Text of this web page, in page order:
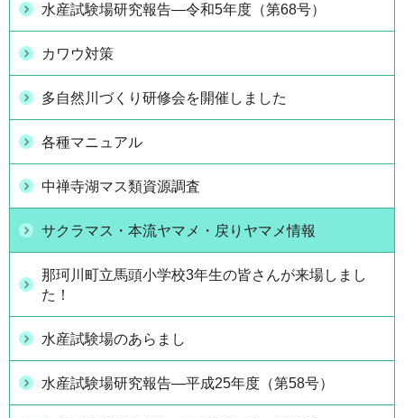
水産試験場研究報告―令和5年度（第68号）
カワウ対策
多自然川づくり研修会を開催しました
各種マニュアル
中禅寺湖マス類資源調査
サクラマス・本流ヤマメ・戻りヤマメ情報
那珂川町立馬頭小学校3年生の皆さんが来場しまし
た！
水産試験場のあらまし
水産試験場研究報告―平成25年度（第58号）